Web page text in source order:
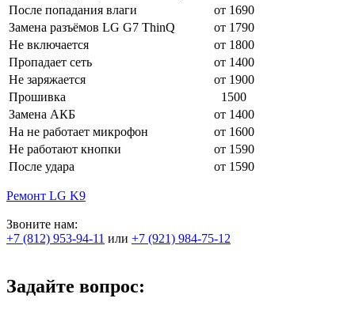
После попадания влаги
от 1690
Замена разъёмов LG G7 ThinQ
от 1790
Не включается
от 1800
Пропадает сеть
от 1400
Не заряжается
от 1900
Прошивка
1500
Замена АКБ
от 1400
На не работает микрофон
от 1600
Не работают кнопки
от 1590
После удара
от 1590
Ремонт LG K9
Звоните нам:
+7 (812) 953-94-11 или +7 (921) 984-75-12
Задайте вопрос: